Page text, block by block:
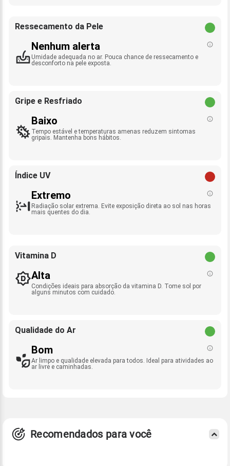
Ressecamento da Pele
Nenhum alerta
Umidade adequada no ar. Pouca chance de ressecamento e
desconforto na pele exposta.
Gripe e Resfriado
Baixo
Tempo estável e temperaturas amenas reduzem sintomas
gripais. Mantenha bons hábitos.
Índice UV
Extremo
Radiação solar extrema. Evite exposição direta ao sol nas horas
mais quentes do dia.
Vitamina D
Alta
Condições ideais para absorção da vitamina D. Tome sol por
alguns minutos com cuidado.
Qualidade do Ar
Bom
Ar limpo e qualidade elevada para todos. Ideal para atividades ao
ar livre e caminhadas.
Recomendados para você